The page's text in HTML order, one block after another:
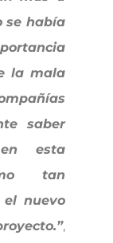
se había
la mala
saber
esta
tan
el nuevo
,